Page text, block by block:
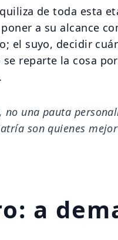
de toda esta
a su alcance
el suyo, decidir
reparte la cosa
una pauta
son quienes
a